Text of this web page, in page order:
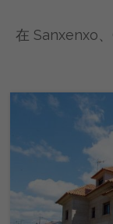
在 Sanxenxo